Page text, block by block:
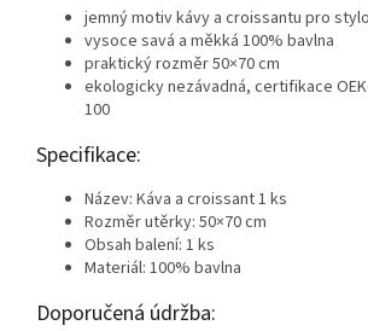
jemný motiv kávy a croissantu pro
vysoce savá a měkká 100% bavlna
praktický rozměr 50×70 cm
ekologicky nezávadná, certifikace
100
Specifikace:
Název: Káva a croissant 1 ks
Rozměr utěrky: 50×70 cm
Obsah balení: 1 ks
Materiál: 100% bavlna
Doporučená údržba: